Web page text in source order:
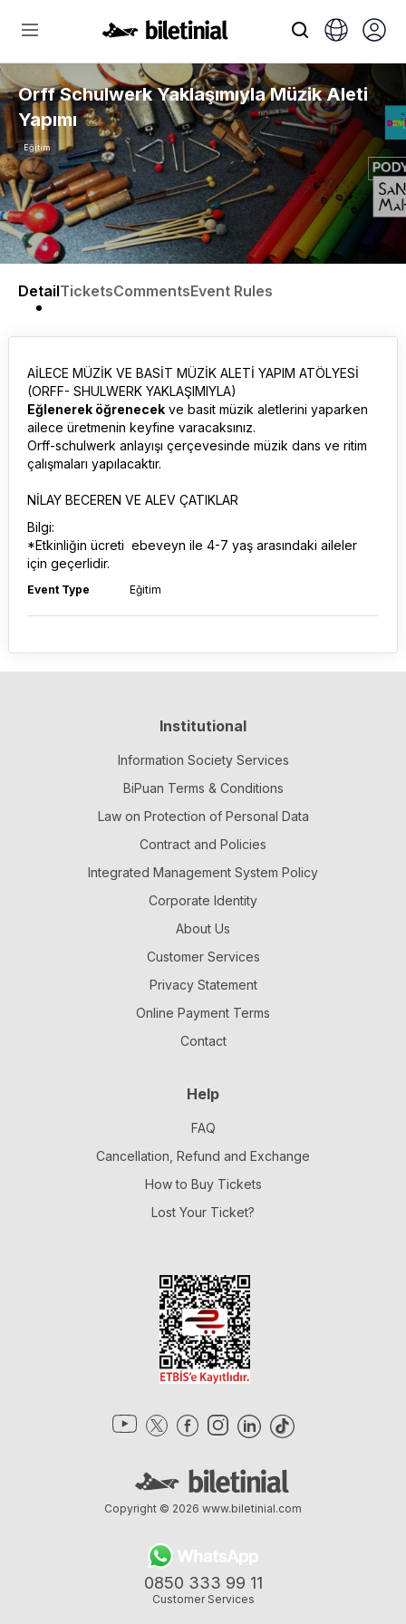
Orff Schulwerk Yaklaşımıyla Müzik Aleti
Yapımı
Eğitim
DetailTicketsCommentsEvent Rules
AİLECE MÜZİK VE BASİT MÜZİK ALETİ YAPIM ATÖLYESİ
(ORFF- SHULWERK YAKLAŞIMIYLA)
Eğlenerek öğrenecek ve basit müzik aletlerini yaparken
ailece üretmenin keyfine varacaksınız.
Orff-schulwerk anlayışı çerçevesinde müzik dans ve ritim
çalışmaları yapılacaktır.
NİLAY BECEREN VE ALEV ÇATIKLAR
Bilgi:
*Etkinliğin ücreti ebeveyn ile 4-7 yaş arasındaki aileler
için geçerlidir.
Event Type Eğitim
Institutional
Information Society Services
BiPuan Terms & Conditions
Law on Protection of Personal Data
Contract and Policies
Integrated Management System Policy
Corporate Identity
About Us
Customer Services
Privacy Statement
Online Payment Terms
Contact
Help
FAQ
Cancellation, Refund and Exchange
How to Buy Tickets
Lost Your Ticket?
0850 333 99 11
Customer Services
Copyright © 2026 www.biletinial.com